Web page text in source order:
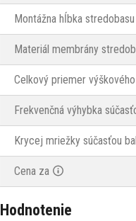
Montážna hĺbka
Materiál membrány
Celkový priemer
Frekvenčná výhybka
Krycej mriežky súčasťou
Cena za
Hodnotenie